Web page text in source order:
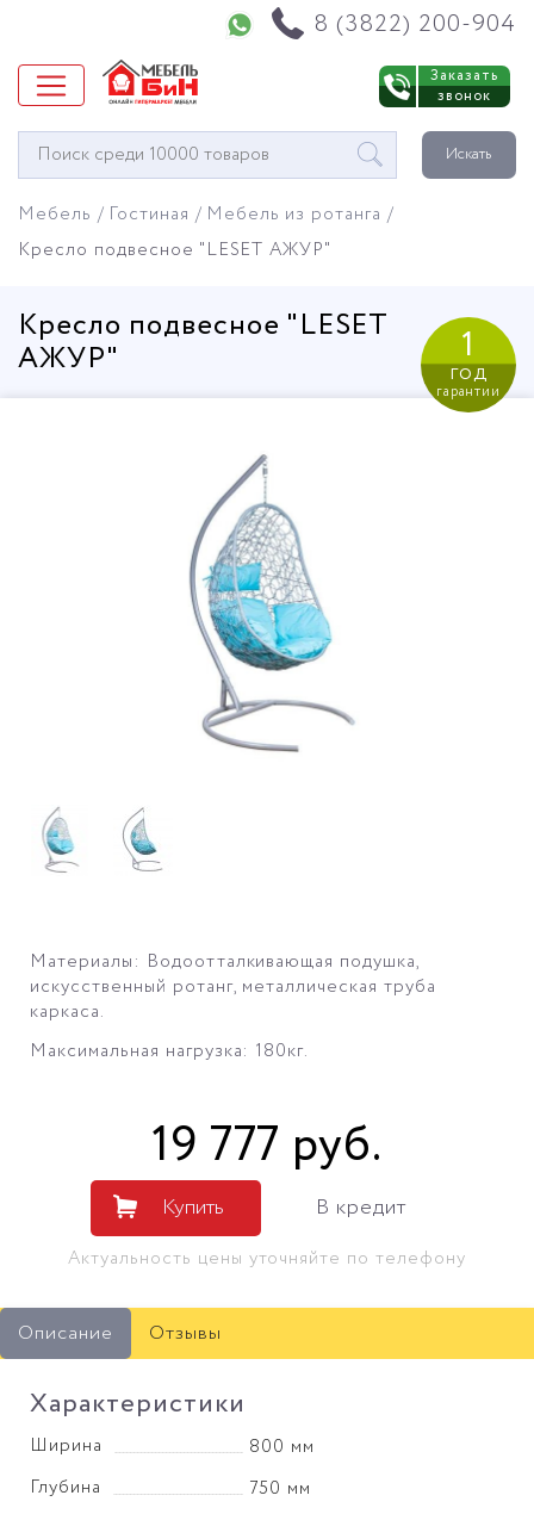
8 (3822) 200-904
Заказать
звонок
Окно
поиска
Искать
Мебель Гостиная
Мебель из ротанга
Кресло подвесное "LESET АЖУР"
Кресло подвесное "LESET
АЖУР"
1
год
гарантии
Материалы: Водоотталкивающая подушка,
искусственный ротанг, металлическая труба
каркаса.
Максимальная нагрузка: 180кг.
19 777 руб.
Купить В кредит
Актуальность цены уточняйте по телефону
Описание Отзывы
Характеристики
Ширина
800 мм
Глубина
750 мм